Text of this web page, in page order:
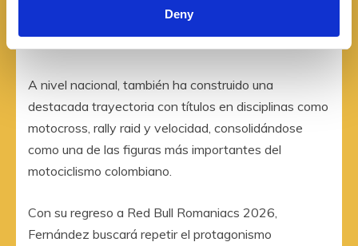
Deny
A nivel nacional, también ha construido una
destacada trayectoria con títulos en disciplinas como
motocross, rally raid y velocidad, consolidándose
como una de las figuras más importantes del
motociclismo colombiano.
Con su regreso a Red Bull Romaniacs 2026,
Fernández buscará repetir el protagonismo